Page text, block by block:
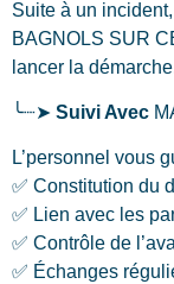
Suite à un
BAGNOLS SUR
lancer la
╰┈➤ Suivi Avec
L’personnel vous
✅ Constitution du
✅ Lien avec les
✅ Contrôle de
✅ Échanges